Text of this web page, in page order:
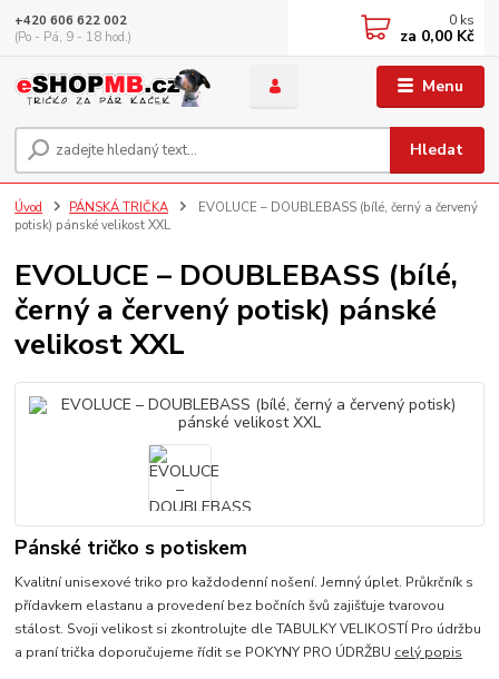
Menu
Hledat
+420 606 622 002
(Po - Pá, 9 - 18 hod.)
0 ks
za 0,00 Kč
Úvod PÁNSKÁ TRIČKA
EVOLUCE – DOUBLEBASS (bílé, černý a červený
potisk) pánské velikost XXL
EVOLUCE – DOUBLEBASS (bílé,
černý a červený potisk) pánské
velikost XXL
Pánské tričko s potiskem
Kvalitní unisexové triko pro každodenní nošení. Jemný úplet. Průkrčník s
přídavkem elastanu a provedení bez bočních švů zajišťuje tvarovou
stálost. Svoji velikost si zkontrolujte dle TABULKY VELIKOSTÍ Pro údržbu
a praní trička doporučujeme řídit se POKYNY PRO ÚDRŽBU celý popis